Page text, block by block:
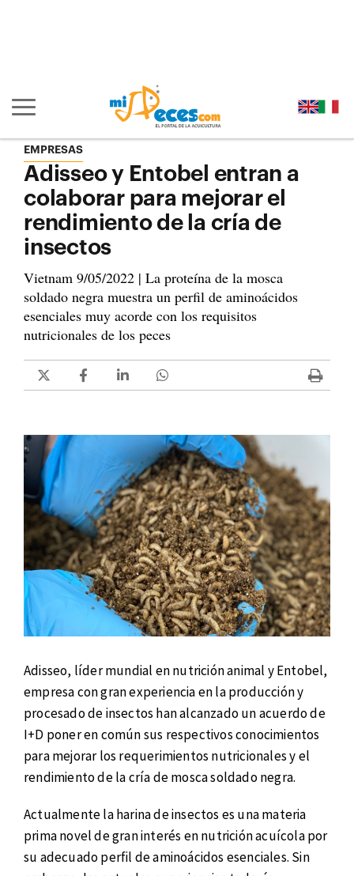
Mostrar/ocultar navegación principal
EMPRESAS
Adisseo y Entobel entran a
colaborar para mejorar el
rendimiento de la cría de
insectos
Vietnam 9/05/2022 | La proteína de la mosca
soldado negra muestra un perfil de aminoácidos
esenciales muy acorde con los requisitos
nutricionales de los peces
Adisseo, líder mundial en nutrición animal y Entobel,
empresa con gran experiencia en la producción y
procesado de insectos han alcanzado un acuerdo de
I+D poner en común sus respectivos conocimientos
para mejorar los requerimientos nutricionales y el
rendimiento de la cría de mosca soldado negra.
Actualmente la harina de insectos es una materia
prima novel de gran interés en nutrición acuícola por
su adecuado perfil de aminoácidos esenciales. Sin